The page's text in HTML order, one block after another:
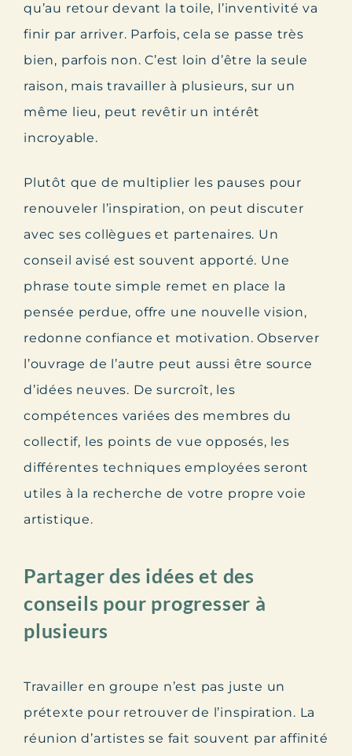
qu’au retour devant la toile, l’inventivité va
finir par arriver. Parfois, cela se passe très
bien, parfois non. C’est loin d’être la seule
raison, mais travailler à plusieurs, sur un
même lieu, peut revêtir un intérêt
incroyable.
Plutôt que de multiplier les pauses pour
renouveler l’inspiration, on peut discuter
avec ses collègues et partenaires. Un
conseil avisé est souvent apporté. Une
phrase toute simple remet en place la
pensée perdue, offre une nouvelle vision,
redonne confiance et motivation. Observer
l’ouvrage de l’autre peut aussi être source
d’idées neuves. De surcroît, les
compétences variées des membres du
collectif, les points de vue opposés, les
différentes techniques employées seront
utiles à la recherche de votre propre voie
artistique.
Partager des idées et des
conseils pour progresser à
plusieurs
Travailler en groupe n’est pas juste un
prétexte pour retrouver de l’inspiration. La
réunion d’artistes se fait souvent par affinité